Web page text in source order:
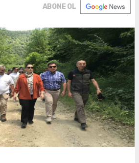
ABONE OL